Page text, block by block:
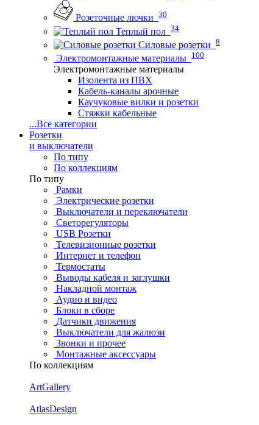
Розеточные лючки 30
Теплый пол 34
Силовые розетки 8
Электромонтажные материалы 100
Электромонтажные материалы
Изолента из ПВХ
Кабель-каналы арочные
Каучуковые вилки и розетки
Стяжки кабельные
...Все категории
Розетки
и выключатели
По типу
По коллекциям
По типу
Рамки
Электрические розетки
Выключатели и переключатели
Светорегуляторы
USB Розетки
Телевизионные розетки
Интернет и телефон
Термостаты
Выводы кабеля и заглушки
Накладной монтаж
Аудио и видео
Блоки в сборе
Датчики движения
Выключатели для жалюзи
Звонки и прочее
Монтажные аксессуары
По коллекциям
ArtGallery
AtlasDesign